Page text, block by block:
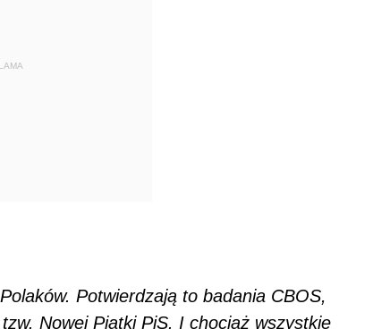
Potwierdzają to badania CBOS,
Nowej Piątki PiS. I chociaż wszystkie